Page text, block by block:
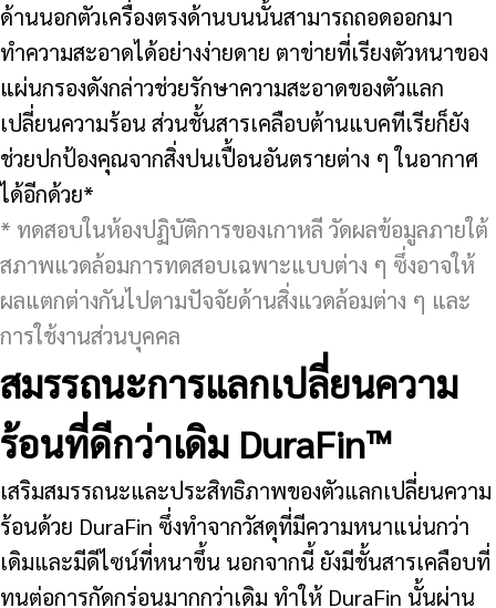
ด้านนอกตัวเครื่องตรงด้านบนนั้นสามารถถอดออกมา
ทำความสะอาดได้อย่างง่ายดาย ตาข่ายที่เรียงตัวหนาของ
แผ่นกรองดังกล่าวช่วยรักษาความสะอาดของตัวแลก
เปลี่ยนความร้อน ส่วนชั้นสารเคลือบต้านแบคทีเรียก็ยัง
ช่วยปกป้องคุณจากสิ่งปนเปื้อนอันตรายต่าง ๆ ในอากาศ
ได้อีกด้วย*
* ทดสอบในห้องปฏิบัติการของเกาหลี วัดผลข้อมูลภายใต้
สภาพแวดล้อมการทดสอบเฉพาะแบบต่าง ๆ ซึ่งอาจให้
ผลแตกต่างกันไปตามปัจจัยด้านสิ่งแวดล้อมต่าง ๆ และ
การใช้งานส่วนบุคคล
สมรรถนะการแลกเปลี่ยนความ
ร้อนที่ดีกว่าเดิม DuraFin™
เสริมสมรรถนะและประสิทธิภาพของตัวแลกเปลี่ยนความ
ร้อนด้วย DuraFin ซึ่งทำจากวัสดุที่มีความหนาแน่นกว่า
เดิมและมีดีไซน์ที่หนาขึ้น นอกจากนี้ ยังมีชั้นสารเคลือบที่
ทนต่อการกัดกร่อนมากกว่าเดิม ทำให้ DuraFin นั้นผ่าน